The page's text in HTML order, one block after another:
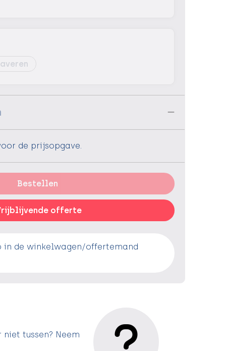
de prijsopgave.
Bestellen
offerte
in de winkelwagen/offertemand
tussen? Neem